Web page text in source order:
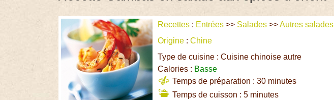
Recettes : Entrées >> Salades >>Autres salades
Origine :Chine
Type de cuisine : Cuisine chinoise autre
Calories : Basse
Temps de préparation : 30 minutes
Temps de cuisson : 5 minutes